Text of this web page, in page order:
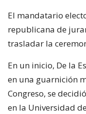
El mandatario
republicana de
trasladar la
En un inicio, De la
en una guarnición
Congreso, se
en la Universidad